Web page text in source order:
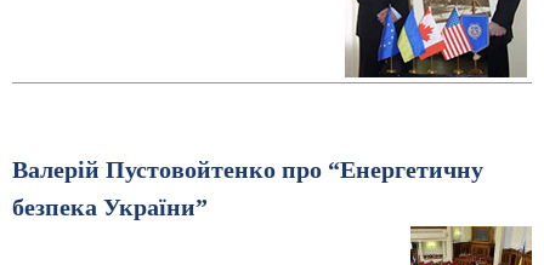
Валерій Пустовойтенко про “Енергетичну
безпека України”